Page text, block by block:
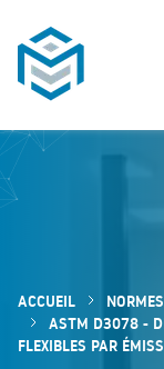
METROPACK
ACCUEIL NORMES
ASTM D3078 -
FLEXIBLES PAR